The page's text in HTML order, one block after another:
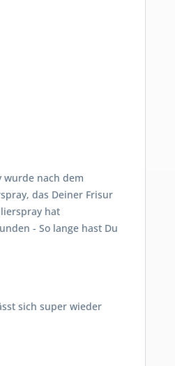
wurde nach dem
das Deiner Frisur
hat
- So lange hast Du
sich super wieder